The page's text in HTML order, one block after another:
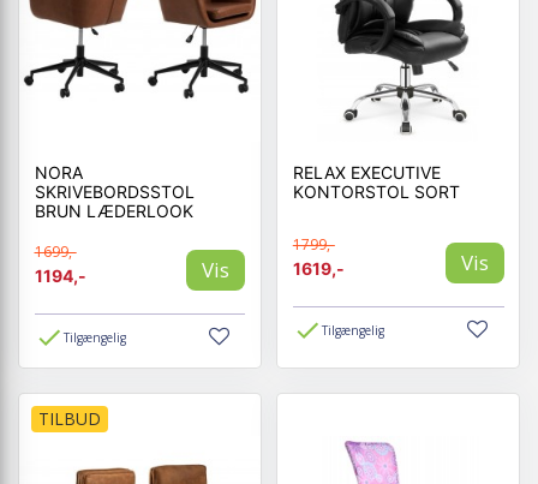
NORA
SKRIVEBORDSSTOL
BRUN LÆDERLOOK
1699,-
1194,-
Vis
Tilgængelig
RELAX EXECUTIVE
KONTORSTOL SORT
1799,-
1619,-
Vis
Tilgængelig
TILBUD